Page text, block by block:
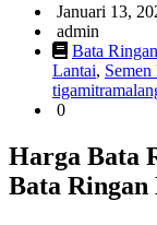
Januari 13,
admin
Bata Ringan
Lantai,
0
Harga Bata
Bata Ringan